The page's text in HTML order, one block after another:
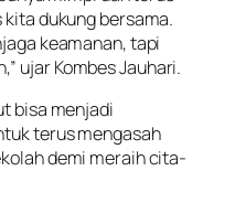
dukung bersama.
keamanan, tapi
ujar Kombes Jauhari.
bisa menjadi
terus mengasah
demi meraih cita-